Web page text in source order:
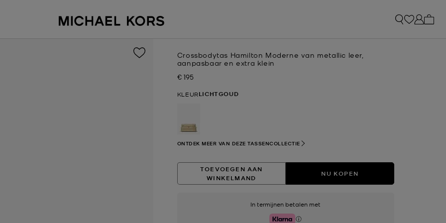
Crossbodytas Hamilton Moderne van metallic leer,
aanpasbaar en extra klein
Nu
€ 195
KLEURLICHTGOUD
geselecteerd
ONTDEK MEER VAN DEZE TASSENCOLLECTIE
TOEVOEGEN AAN
WINKELMAND
NU KOPEN
In termijnen betalen met